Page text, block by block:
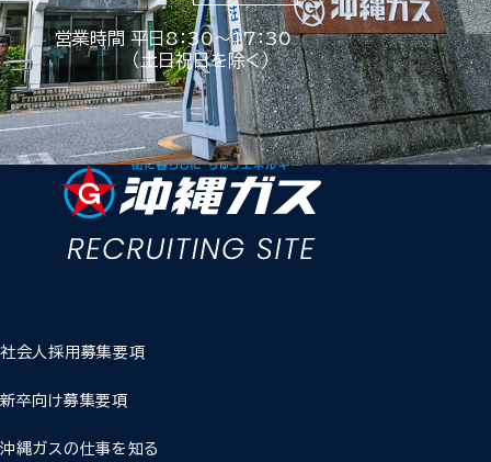
営業時間 平日8：30～17：30
（土日祝日を除く）
社会人採用募集要項
新卒向け募集要項
沖縄ガスの仕事を知る